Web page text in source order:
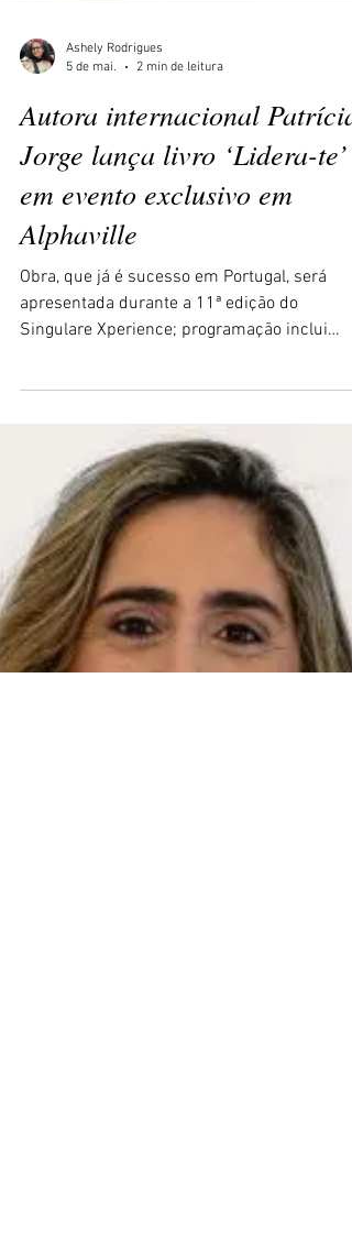
Ashely Rodrigues
5 de mai.
2 min de leitura
Jorge lança livro ‘Lidera-te’
em evento exclusivo em
Alphaville
Obra, que já é sucesso em Portugal, será
apresentada durante a 11ª edição do
Singulare Xperience; programação inclui
palestra e lançamento de capa de revista. Por
Drielly Leite. No próximo dia 25 de abril, o
cenário do empreendedorismo e
desenvolvimento pessoal em Alphaville